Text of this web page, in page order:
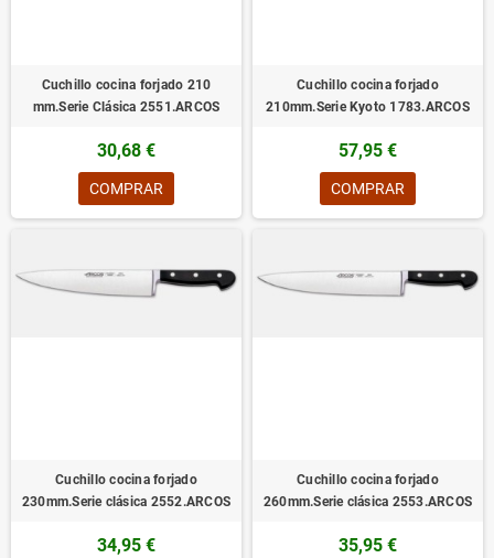
Cuchillo cocina forjado 210
mm.Serie Clásica 2551.ARCOS
30,68 €
COMPRAR
Cuchillo cocina forjado
210mm.Serie Kyoto 1783.ARCOS
57,95 €
COMPRAR
Cuchillo cocina forjado
230mm.Serie clásica 2552.ARCOS
34,95 €
Cuchillo cocina forjado
260mm.Serie clásica 2553.ARCOS
35,95 €